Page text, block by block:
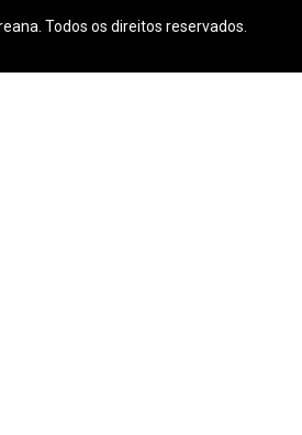
Todos os direitos reservados.